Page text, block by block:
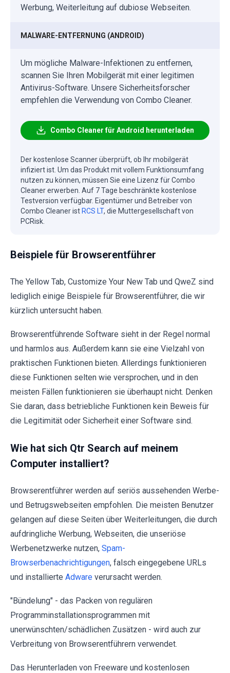
Werbung, Weiterleitung auf dubiose Webseiten.
MALWARE-ENTFERNUNG (ANDROID)
Um mögliche Malware-Infektionen zu entfernen,
scannen Sie Ihren Mobilgerät mit einer legitimen
Antivirus-Software. Unsere Sicherheitsforscher
empfehlen die Verwendung von Combo Cleaner.
Combo Cleaner für Android herunterladen
Der kostenlose Scanner überprüft, ob Ihr mobilgerät
infiziert ist. Um das Produkt mit vollem Funktionsumfang
nutzen zu können, müssen Sie eine Lizenz für Combo
Cleaner erwerben. Auf 7 Tage beschränkte kostenlose
Testversion verfügbar. Eigentümer und Betreiber von
Combo Cleaner ist RCS LT, die Muttergesellschaft von
PCRisk.
Beispiele für Browserentführer
The Yellow Tab, Customize Your New Tab und QweZ sind
lediglich einige Beispiele für Browserentführer, die wir
kürzlich untersucht haben.
Browserentführende Software sieht in der Regel normal
und harmlos aus. Außerdem kann sie eine Vielzahl von
praktischen Funktionen bieten. Allerdings funktionieren
diese Funktionen selten wie versprochen, und in den
meisten Fällen funktionieren sie überhaupt nicht. Denken
Sie daran, dass betriebliche Funktionen kein Beweis für
die Legitimität oder Sicherheit einer Software sind.
Wie hat sich Qtr Search auf meinem
Computer installiert?
Browserentführer werden auf seriös aussehenden Werbe-
und Betrugswebseiten empfohlen. Die meisten Benutzer
gelangen auf diese Seiten über Weiterleitungen, die durch
aufdringliche Werbung, Webseiten, die unseriöse
Werbenetzwerke nutzen, Spam-
Browserbenachrichtigungen, falsch eingegebene URLs
und installierte Adware verursacht werden.
"Bündelung" - das Packen von regulären
Programminstallationsprogrammen mit
unerwünschten/schädlichen Zusätzen - wird auch zur
Verbreitung von Browserentführern verwendet.
Das Herunterladen von Freeware und kostenlosen